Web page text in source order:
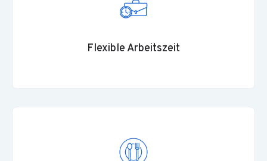
Flexible Arbeitszeit